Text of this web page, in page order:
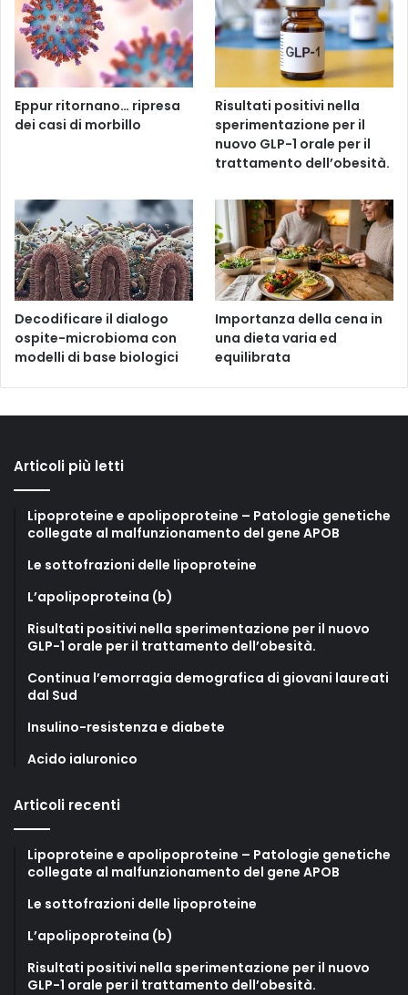
Eppur ritornano… ripresa
dei casi di morbillo
Risultati positivi nella
sperimentazione per il
nuovo GLP-1 orale per il
trattamento dell’obesità.
Decodificare il dialogo
ospite-microbioma con
modelli di base biologici
Importanza della cena in
una dieta varia ed
equilibrata
Articoli più letti
Lipoproteine e apolipoproteine – Patologie genetiche
collegate al malfunzionamento del gene APOB
Le sottofrazioni delle lipoproteine
L’apolipoproteina (b)
Risultati positivi nella sperimentazione per il nuovo
GLP-1 orale per il trattamento dell’obesità.
Continua l’emorragia demografica di giovani laureati
dal Sud
Insulino-resistenza e diabete
Acido ialuronico
Articoli recenti
Lipoproteine e apolipoproteine – Patologie genetiche
collegate al malfunzionamento del gene APOB
Le sottofrazioni delle lipoproteine
L’apolipoproteina (b)
Risultati positivi nella sperimentazione per il nuovo
GLP-1 orale per il trattamento dell’obesità.